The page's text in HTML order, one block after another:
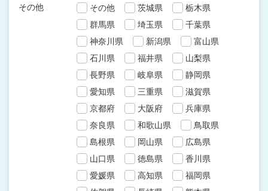
その他 その他 茨城県
栃木県
群馬県
埼玉県
千葉県
神奈川県
新潟県
富山県
石川県
福井県
山梨県
長野県
岐阜県
静岡県
愛知県
三重県
滋賀県
京都府
大阪府
兵庫県
奈良県
和歌山県
鳥取県
島根県
岡山県
広島県
山口県
徳島県
香川県
愛媛県
高知県
福岡県